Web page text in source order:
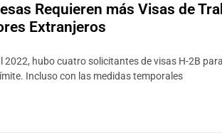
Requieren más Visas de
Extranjeros
2022, hubo cuatro solicitantes de visas H-2B
Incluso con las medidas temporales